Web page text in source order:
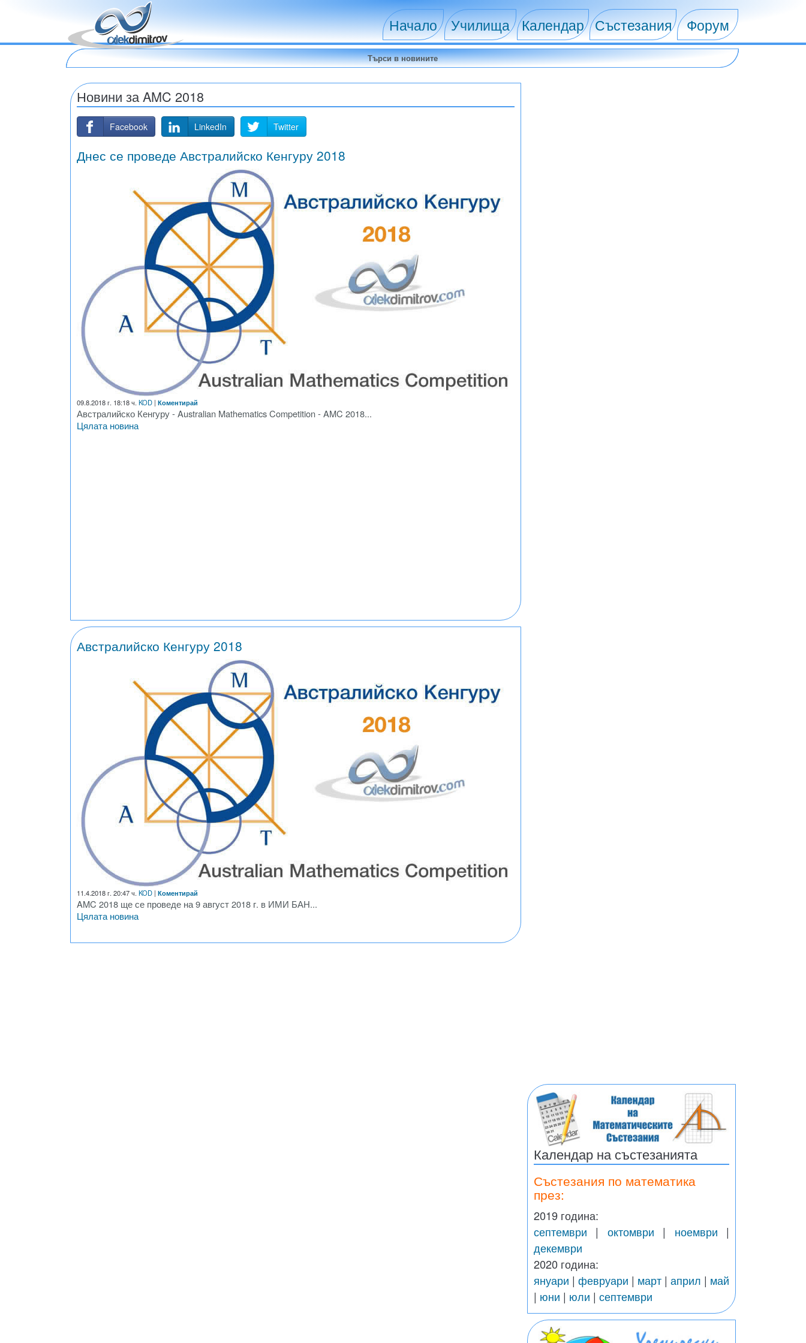
Начало Училища Календар Състезания Форум
Новини за AMC 2018
Facebook LinkedIn Twitter
Днес се проведе Австралийско Кенгуру 2018
09.8.2018 г. 18:18 ч. KOD | Коментирай
Австралийско Кенгуру - Australian Mathematics Competition - AMC 2018...
Цялата новина
Австралийско Кенгуру 2018
11.4.2018 г. 20:47 ч. KOD | Коментирай
AMC 2018 ще се проведе на 9 август 2018 г. в ИМИ БАН...
Цялата новина
Календар на състезанията
Състезания по математика
през:
2019 година:
септември | октомври | ноември |
декември
2020 година:
януари | февруари | март| април | май
| юни | юли | септември